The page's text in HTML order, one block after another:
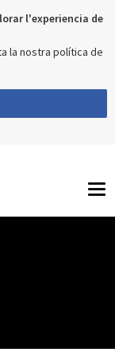
l'experiencia de
la nostra política de